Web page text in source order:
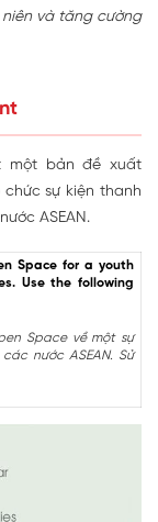
và tăng cường
một bản đề xuất
sự kiện thanh
ASEAN.
Space for a youth
Use the following
Space về một sự
nước ASEAN. Sử